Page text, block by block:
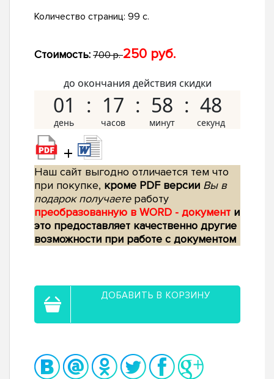
Количество страниц: 99 с.
Стоимость: 700 р.250 руб.
до окончания действия скидки
01 17 58 47
+
Наш сайт выгодно отличается тем что
при покупке, кроме PDF версии Вы в
подарок получаетеработу
преобразованную в WORD - документ и
это предоставляет качественно другие
возможности при работе с документом
ДОБАВИТЬ В КОРЗИНУ